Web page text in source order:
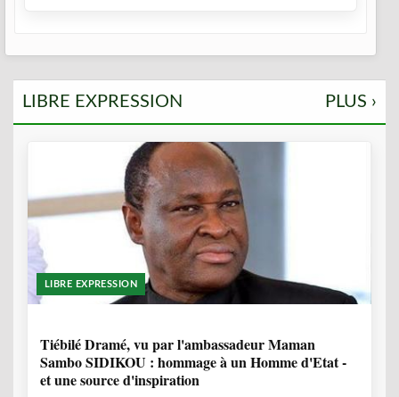
LIBRE EXPRESSION PLUS ›
LIBRE EXPRESSION
Tiébilé Dramé, vu par l'ambassadeur Maman
Sambo SIDIKOU : hommage à un Homme d'Etat -
et une source d'inspiration